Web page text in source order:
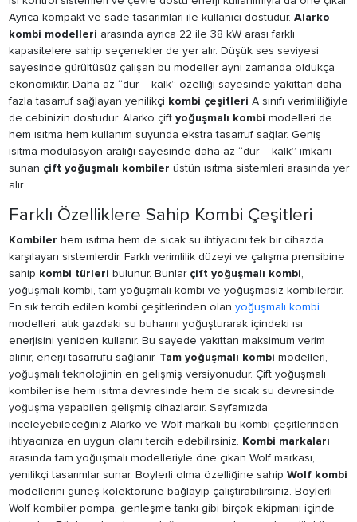
Ayrıca kompakt ve sade tasarımları ile kullanıcı dostudur. Alarko
kombi modelleri arasında ayrıca 22 ile 38 kW arası farklı
kapasitelere sahip seçenekler de yer alır. Düşük ses seviyesi
sayesinde gürültüsüz çalışan bu modeller aynı zamanda oldukça
ekonomiktir. Daha az “dur – kalk” özelliği sayesinde yakıttan daha
fazla tasarruf sağlayan yenilikçi kombi çeşitleri A sınıfı verimliliğiyle
de cebinizin dostudur. Alarko çift yoğuşmalı kombi modelleri de
hem ısıtma hem kullanım suyunda ekstra tasarruf sağlar. Geniş
ısıtma modülasyon aralığı sayesinde daha az “dur – kalk” imkanı
sunan çift yoğuşmalı kombiler üstün ısıtma sistemleri arasında yer
alır.
Farklı Özelliklere Sahip Kombi Çeşitleri
Kombiler hem ısıtma hem de sıcak su ihtiyacını tek bir cihazda
karşılayan sistemlerdir. Farklı verimlilik düzeyi ve çalışma prensibine
sahip kombi türleri bulunur. Bunlar çift yoğuşmalı kombi,
yoğuşmalı kombi, tam yoğuşmalı kombi ve yoğuşmasız kombilerdir.
En sık tercih edilen kombi çeşitlerinden olan yoğuşmalı kombi
modelleri, atık gazdaki su buharını yoğuşturarak içindeki ısı
enerjisini yeniden kullanır. Bu sayede yakıttan maksimum verim
alınır, enerji tasarrufu sağlanır. Tam yoğuşmalı kombi modelleri,
yoğuşmalı teknolojinin en gelişmiş versiyonudur. Çift yoğuşmalı
kombiler ise hem ısıtma devresinde hem de sıcak su devresinde
yoğuşma yapabilen gelişmiş cihazlardır. Sayfamızda
inceleyebileceğiniz Alarko ve Wolf markalı bu kombi çeşitlerinden
ihtiyacınıza en uygun olanı tercih edebilirsiniz. Kombi markaları
arasında tam yoğuşmalı modelleriyle öne çıkan Wolf markası,
yenilikçi tasarımlar sunar. Boylerli olma özelliğine sahip Wolf kombi
modellerini güneş kolektörüne bağlayıp çalıştırabilirsiniz. Boylerli
Wolf kombiler pompa, genleşme tankı gibi birçok ekipmanı içinde